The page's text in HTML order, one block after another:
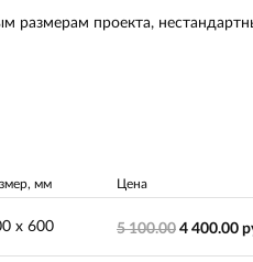
размерам проекта,
мм Цена
х 600 5 100.00 4 400.00